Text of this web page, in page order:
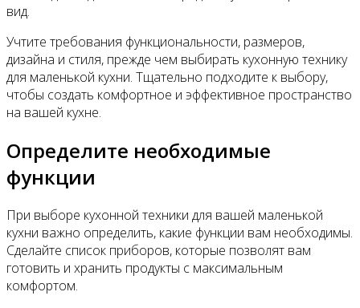
вид.
Учтите требования функциональности, размеров,
дизайна и стиля, прежде чем выбирать кухонную технику
для маленькой кухни. Тщательно подходите к выбору,
чтобы создать комфортное и эффективное пространство
на вашей кухне.
Определите необходимые
функции
При выборе кухонной техники для вашей маленькой
кухни важно определить, какие функции вам необходимы.
Сделайте список приборов, которые позволят вам
готовить и хранить продукты с максимальным
комфортом.